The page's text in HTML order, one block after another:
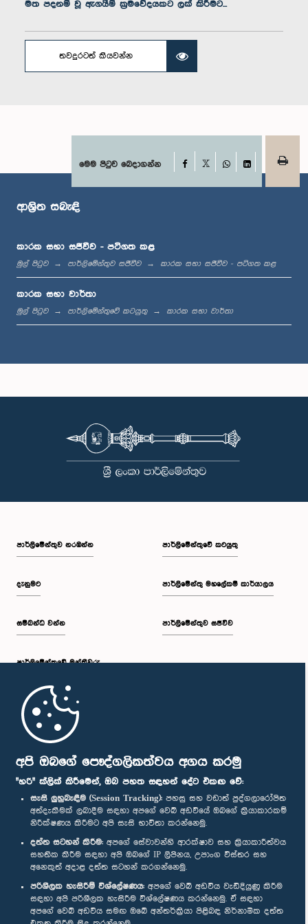
අපි ඔබගේ පෞද්ගලිකත්වය අගය කරමු
"හරි" ක්ලික් කිරීමෙන්, ඔබ පහත සඳහන් දේට එකඟ වේ:
සැසි ලුහුබැඳීම (Session Tracking): පහසු සහ වඩාත් පුද්ගලාරෝපිත
අත්දැකීමක් ලබාදීම සඳහා අපගේ වෙබ් අඩවියේ ඔබගේ ක්‍රියාකාරකම්
නිරීක්ෂණය කිරීමට අපි සැසි භාවිතා කරන්නෙමු.
දත්ත සටහන් කිරීම: අපගේ සේවාවන්හි ආරක්ෂාව සහ ක්‍රියාකාරීත්වය
සහතික කිරීම සඳහා අපි ඔබගේ IP ලිපිනය, උපාංග විස්තර සහ
අනෙකුත් අදාළ දත්ත සටහන් කරගන්නෙමු.
පරිශීලක හැසිරීම් විශ්ලේෂණය: අපගේ වෙබ් අඩවිය වැඩිදියුණු කිරීම
සඳහා අපි පරිශීලක හැසිරීම විශ්ලේෂණය කරන්නෙමු. ඒ සඳහා
අපගේ වෙබ් අඩවිය සමඟ ඔබේ අන්තර්ක්‍රියා පිළිබඳ නිර්නාමික දත්ත
සාමාජික
ගරු ස්ටෙෆනි ප්‍රනාන්දු මහතා, පා.ම.
ගරු රවීන්ද්‍ර බණ්ඩාර මහතා, පා.ම.
සාමාජික
මත පදනම් වූ ඇගයීම් ක්‍රමවේදයකට ලක් කිරීමට...
තවදුරටත් කියවන්න
මෙම පිටුව බෙදාගන්න Facebook
WhatsApp
LinkedIn
ආශ්‍රිත සබැඳි
කාරක සභා සජීවීව - පටිගත කළ
මුල් පිටුව පාර්ලිමේන්තුව සජීවීව කාරක සභා සජීවීව - පටිගත කළ
කාරක සභා වාර්තා
මුල් පිටුව පාර්ලිමේන්තුවේ කටයුතු කාරක සභා වාර්තා
පාර්ලි‌මේන්තුව නරඹන්න
දැනුමට
සම්බන්ධ වන්න
පාර්ලි‌මේන්තුවේ මන්ත්‍රීවරු
මුල් පිටුව
පාර්ලිමේන්තුවේ කටයුතු
පාර්ලිමේන්තු මහලේකම් කාර්යාලය
පාර්ලිමේන්තුව සජීවීව
පාර්ලිමේන්තු ජංගම යෙදුම
අප හා සම්බන්ධ වී සිටින්න :
සම්මාන
පෞද්ගලිකත්ව ප්‍රතිපත්තිය